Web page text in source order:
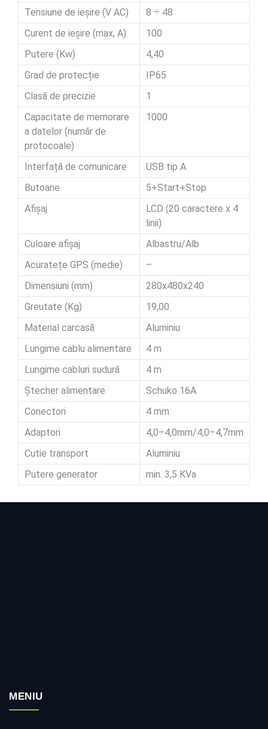
Tensiune de ieșire (V AC)
8 ÷ 48
Curent de ieșire (max, A)
100
Putere (Kw)
4,40
Grad de protecție
IP65
Clasă de precizie
1
Capacitate de memorare
a datelor (număr de
protocoale)
1000
Interfață de comunicare
USB tip A
Butoane
5+Start+Stop
Afișaj
LCD (20 caractere x 4
linii)
Culoare afișaj
Albastru/Alb
Acuratețe GPS (medie)
–
Dimensiuni (mm)
280x480x240
Greutate (Kg)
19,00
Material carcasă
Aluminiu
Lungime cablu alimentare
4 m
Lungime cabluri sudură
4 m
Ștecher alimentare
Schuko 16A
Conectori
4 mm
Adaptori
4,0÷4,0mm/4,0÷4,7mm
Cutie transport
Aluminiu
Putere generator
min. 3,5 KVa
MENIU